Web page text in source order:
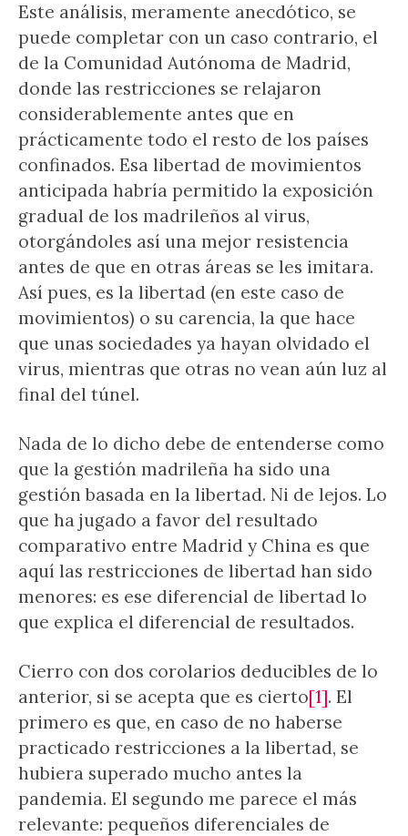
Este análisis, meramente anecdótico, se
puede completar con un caso contrario, el
de la Comunidad Autónoma de Madrid,
donde las restricciones se relajaron
considerablemente antes que en
prácticamente todo el resto de los países
confinados. Esa libertad de movimientos
anticipada habría permitido la exposición
gradual de los madrileños al virus,
otorgándoles así una mejor resistencia
antes de que en otras áreas se les imitara.
Así pues, es la libertad (en este caso de
movimientos) o su carencia, la que hace
que unas sociedades ya hayan olvidado el
virus, mientras que otras no vean aún luz al
final del túnel.
Nada de lo dicho debe de entenderse como
que la gestión madrileña ha sido una
gestión basada en la libertad. Ni de lejos. Lo
que ha jugado a favor del resultado
comparativo entre Madrid y China es que
aquí las restricciones de libertad han sido
menores: es ese diferencial de libertad lo
que explica el diferencial de resultados.
Cierro con dos corolarios deducibles de lo
anterior, si se acepta que es cierto[1]. El
primero es que, en caso de no haberse
practicado restricciones a la libertad, se
hubiera superado mucho antes la
pandemia. El segundo me parece el más
relevante: pequeños diferenciales de